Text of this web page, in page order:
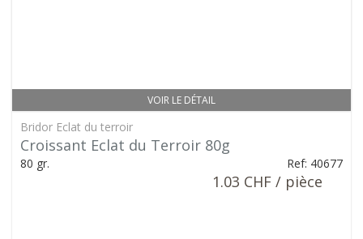
VOIR LE DÉTAIL
Bridor Eclat du terroir
Croissant Eclat du Terroir 80g
80 gr. Ref: 40677
1.03 CHF / pièce